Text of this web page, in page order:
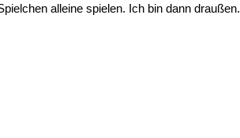
alleine spielen. Ich bin dann draußen.